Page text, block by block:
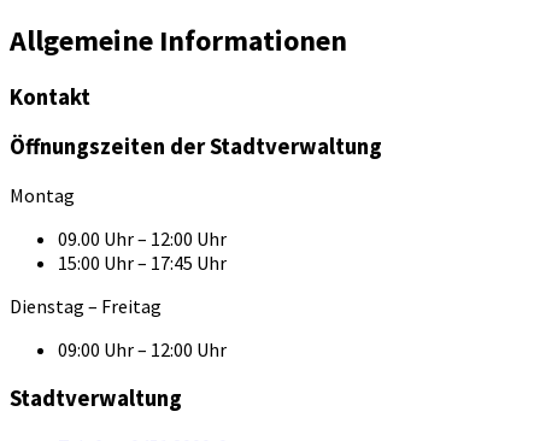
Allgemeine Informationen
Kontakt
Öffnungszeiten der Stadtverwaltung
Montag
09.00 Uhr – 12:00 Uhr
15:00 Uhr – 17:45 Uhr
Dienstag – Freitag
09:00 Uhr – 12:00 Uhr
Stadtverwaltung